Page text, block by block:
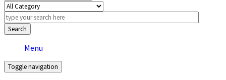
Search
Menu
Toggle navigation